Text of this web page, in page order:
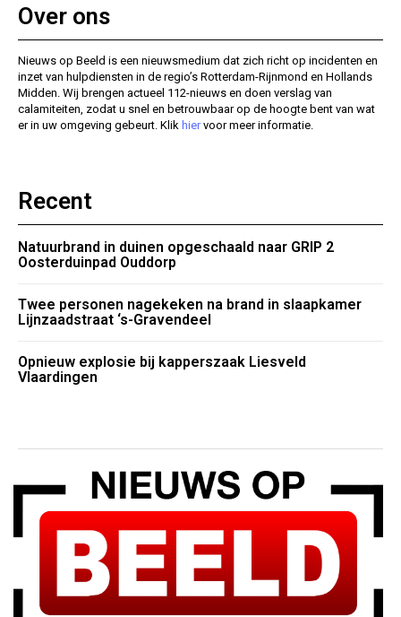
Over ons
Nieuws op Beeld is een nieuwsmedium dat zich richt op incidenten en
inzet van hulpdiensten in de regio’s Rotterdam-Rijnmond en Hollands
Midden. Wij brengen actueel 112-nieuws en doen verslag van
calamiteiten, zodat u snel en betrouwbaar op de hoogte bent van wat
er in uw omgeving gebeurt. Klik hiervoor meer informatie.
Recent
Natuurbrand in duinen opgeschaald naar GRIP 2
Oosterduinpad Ouddorp
Twee personen nagekeken na brand in slaapkamer
Lijnzaadstraat ‘s-Gravendeel
Opnieuw explosie bij kapperszaak Liesveld
Vlaardingen